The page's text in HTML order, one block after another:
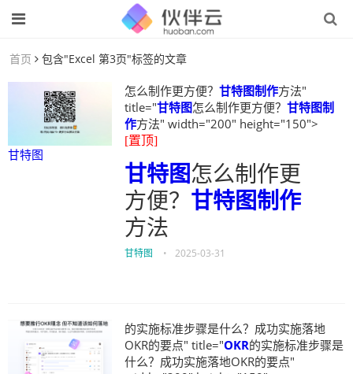
首页 包含"Excel 第3页"标签的文章
甘特图
怎么制作更方便？ 甘特图制作方法"
title="甘特图怎么制作更方便？ 甘特图制
作方法" width="200" height="150">
[置顶]
甘特图怎么制作更
方便？ 甘特图制作
方法
甘特图 • 2025-03-31
的实施标准步骤是什么？成功实施落地
OKR的要点" title="OKR的实施标准步骤是
什么？成功实施落地OKR的要点"